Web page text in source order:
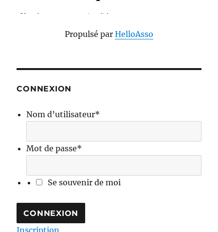
Propulsé par HelloAsso
CONNEXION
Nom d’utilisateur*
Mot de passe*
Se souvenir de moi